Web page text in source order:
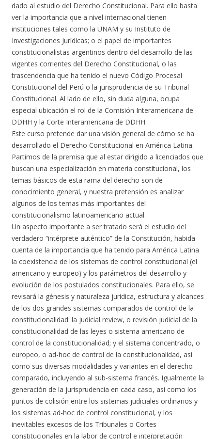
dado al estudio del Derecho Constitucional. Para ello basta
ver la importancia que a nivel internacional tienen
instituciones tales como la UNAM y su Instituto de
Investigaciones Jurídicas; o el papel de importantes
constitucionalistas argentinos dentro del desarrollo de las
vigentes corrientes del Derecho Constitucional, o las
trascendencia que ha tenido el nuevo Código Procesal
Constitucional del Perú o la jurisprudencia de su Tribunal
Constitucional. Al lado de ello, sin duda alguna, ocupa
especial ubicación el rol de la Comisión Interamericana de
DDHH y la Corte Interamericana de DDHH.
Este curso pretende dar una visión general de cómo se ha
desarrollado el Derecho Constitucional en América Latina.
Partimos de la premisa que al estar dirigido a licenciados que
buscan una especialización en materia constitucional, los
temas básicos de esta rama del derecho son de
conocimiento general, y nuestra pretensión es analizar
algunos de los temas más importantes del
constitucionalismo latinoamericano actual.
Un aspecto importante a ser tratado será el estudio del
verdadero “intérprete auténtico” de la Constitución, habida
cuenta de la importancia que ha tenido para América Latina
la coexistencia de los sistemas de control constitucional (el
americano y europeo) y los parámetros del desarrollo y
evolución de los postulados constitucionales. Para ello, se
revisará la génesis y naturaleza jurídica, estructura y alcances
de los dos grandes sistemas comparados de control de la
constitucionalidad: la judicial review, o revisión judicial de la
constitucionalidad de las leyes o sistema americano de
control de la constitucionalidad; y el sistema concentrado, o
europeo, o ad-hoc de control de la constitucionalidad, así
como sus diversas modalidades y variantes en el derecho
comparado, incluyendo al sub-sistema francés. Igualmente la
generación de la jurisprudencia en cada caso, así como los
puntos de colisión entre los sistemas judiciales ordinarios y
los sistemas ad-hoc de control constitucional, y los
inevitables excesos de los Tribunales o Cortes
constitucionales en la labor de control e interpretación